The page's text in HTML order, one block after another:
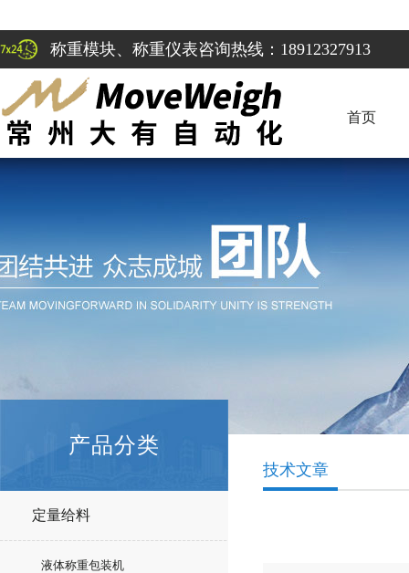
称重模块、称重仪表咨询热线：18912327913
首页
产品分类
定量给料
液体称重包装机
技术文章